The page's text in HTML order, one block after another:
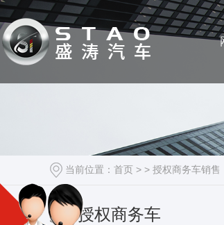
当前位置： 首页 > > 授权商务车销售
授权商务车